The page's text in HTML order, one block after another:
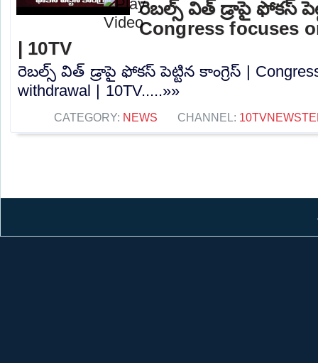
రెబల్స్ విత్ డ్రాపై ఫోకస్
Congress focuses
| 10TV
రెబల్స్ విత్ డ్రాపై ఫోకస్ పెట్టిన కాంగ్రెస్ |
withdrawal | 10TV.....»»
CATEGORY: NEWS CHANNEL: